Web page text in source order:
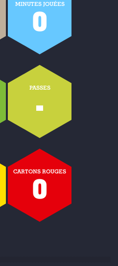
MINUTES JOUÉES
0
PASSES
-
CARTONS ROUGES
0